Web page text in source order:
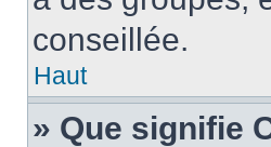
conseillée.
Haut
» Que signifie